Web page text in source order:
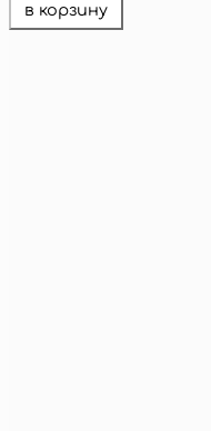
в корзину